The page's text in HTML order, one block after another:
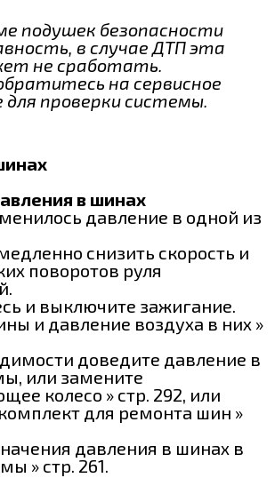
подушек безопасности
в случае ДТП эта
не сработать.
на сервисное
проверки системы.
в шинах
давление в одной из
снизить скорость и
поворотов руля
и выключите зажигание.
и давление воздуха в них »
доведите давление в
или замените
колесо » стр. 292, или
для ремонта шин »
давления в шинах в
» стр. 261.